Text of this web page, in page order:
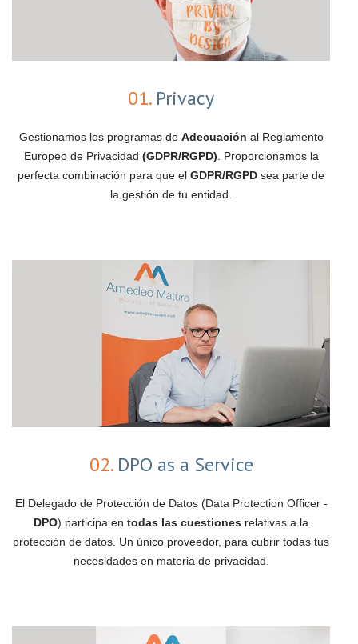
01.Privacy
Gestionamos los programas de Adecuación al Reglamento
Europeo de Privacidad (GDPR/RGPD). Proporcionamos la
perfecta combinación para que el GDPR/RGPD sea parte de
la gestión de tu entidad.
02.DPO as a Service
El Delegado de Protección de Datos (Data Protection Officer -
DPO) participa en todas las cuestiones relativas a la
protección de datos. Un único proveedor, para cubrir todas tus
necesidades en materia de privacidad.